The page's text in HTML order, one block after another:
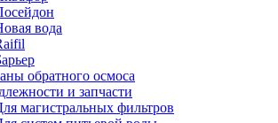
вода
обратного осмоса
и запчасти
магистральных фильтров